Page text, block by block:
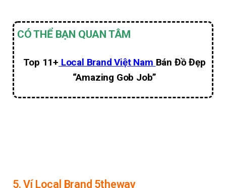
CÓ THỂ BẠN QUAN TÂM
Top 11+ Local Brand Việt Nam Bán Đồ Đẹp
“Amazing Gob Job”
5. Ví Local Brand 5theway